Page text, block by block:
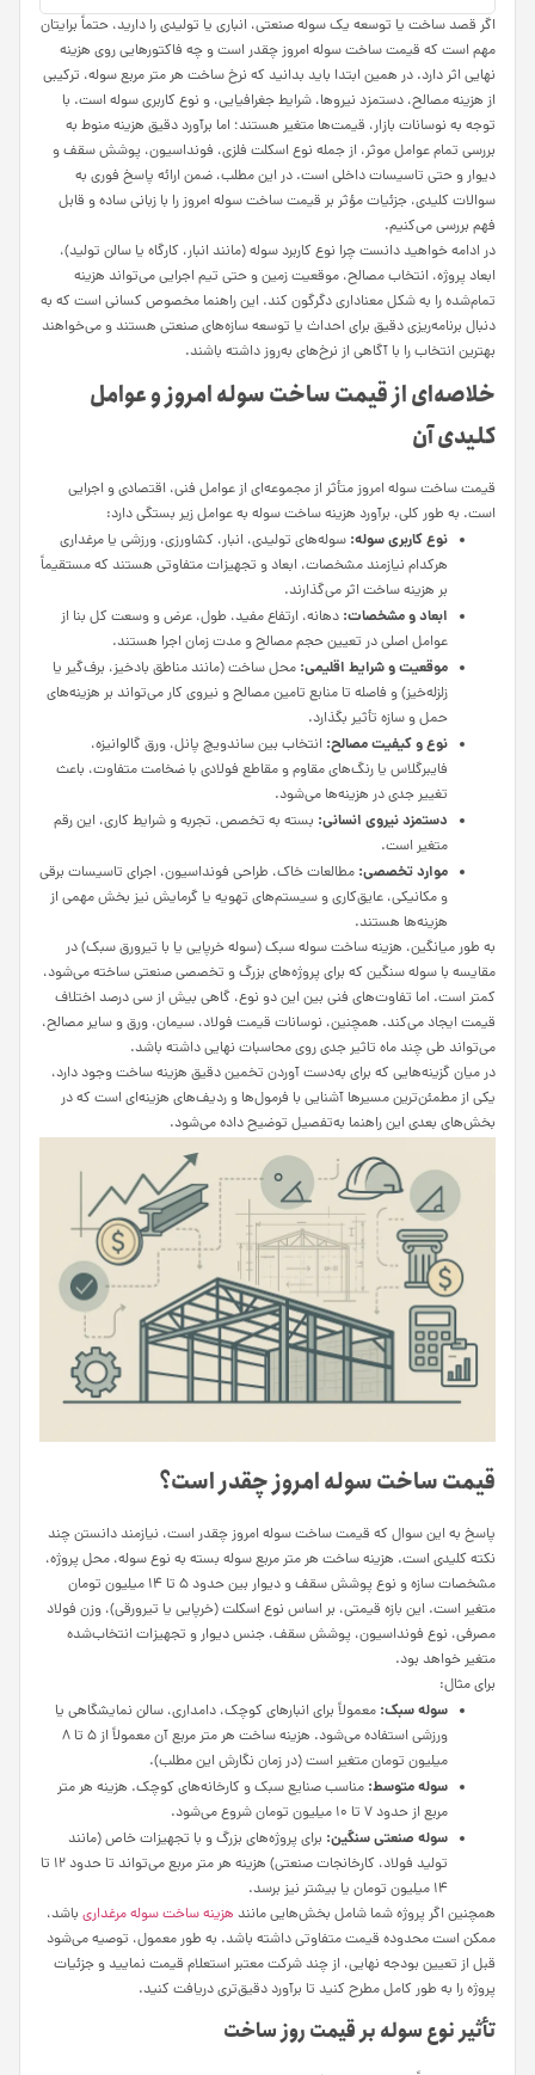
اگر قصد ساخت یا توسعه یک سوله صنعتی، انباری یا تولیدی را دارید، حتماً برایتان
مهم است که قیمت ساخت سوله امروز چقدر است و چه فاکتورهایی روی هزینه
نهایی اثر دارد. در همین ابتدا باید بدانید که نرخ ساخت هر متر مربع سوله، ترکیبی
از هزینه مصالح، دستمزد نیروها، شرایط جغرافیایی، و نوع کاربری سوله است. با
توجه به نوسانات بازار، قیمت‌ها متغیر هستند؛ اما برآورد دقیق هزینه منوط به
بررسی تمام عوامل موثر، از جمله نوع اسکلت فلزی، فونداسیون، پوشش سقف و
دیوار و حتی تاسیسات داخلی است. در این مطلب، ضمن ارائه پاسخ فوری به
سوالات کلیدی، جزئیات مؤثر بر قیمت ساخت سوله امروز را با زبانی ساده و قابل
فهم بررسی می‌کنیم.
در ادامه خواهید دانست چرا نوع کاربرد سوله (مانند انبار، کارگاه یا سالن تولید)،
ابعاد پروژه، انتخاب مصالح، موقعیت زمین و حتی تیم اجرایی می‌تواند هزینه
تمام‌شده را به شکل معناداری دگرگون کند. این راهنما مخصوص کسانی است که به
دنبال برنامه‌ریزی دقیق برای احداث یا توسعه سازه‌های صنعتی هستند و می‌خواهند
بهترین انتخاب را با آگاهی از نرخ‌های به‌روز داشته باشند.
خلاصه‌ای از قیمت ساخت سوله امروز و عوامل
کلیدی آن
قیمت ساخت سوله امروز متأثر از مجموعه‌ای از عوامل فنی، اقتصادی و اجرایی
است. به طور کلی، برآورد هزینه ساخت سوله به عوامل زیر بستگی دارد:
نوع کاربری سوله: سوله‌های تولیدی، انبار، کشاورزی، ورزشی یا مرغداری
هرکدام نیازمند مشخصات، ابعاد و تجهیزات متفاوتی هستند که مستقیماً
بر هزینه ساخت اثر می‌گذارند.
ابعاد و مشخصات: دهانه، ارتفاع مفید، طول، عرض و وسعت کل بنا از
عوامل اصلی در تعیین حجم مصالح و مدت زمان اجرا هستند.
موقعیت و شرایط اقلیمی: محل ساخت (مانند مناطق بادخیز، برف‌گیر یا
زلزله‌خیز) و فاصله تا منابع تامین مصالح و نیروی کار می‌تواند بر هزینه‌های
حمل و سازه تأثیر بگذارد.
نوع و کیفیت مصالح: انتخاب بین ساندویچ پانل، ورق گالوانیزه،
فایبرگلاس یا رنگ‌های مقاوم و مقاطع فولادی با ضخامت متفاوت، باعث
تغییر جدی در هزینه‌ها می‌شود.
دستمزد نیروی انسانی: بسته به تخصص، تجربه و شرایط کاری، این رقم
متغیر است.
موارد تخصصی: مطالعات خاک، طراحی فونداسیون، اجرای تاسیسات برقی
و مکانیکی، عایق‌کاری و سیستم‌های تهویه یا گرمایش نیز بخش مهمی از
هزینه‌ها هستند.
به طور میانگین، هزینه ساخت سوله سبک (سوله خرپایی یا با تیرورق سبک) در
مقایسه با سوله سنگین که برای پروژه‌های بزرگ و تخصصی صنعتی ساخته می‌شود،
کمتر است. اما تفاوت‌های فنی بین این دو نوع، گاهی بیش از سی درصد اختلاف
قیمت ایجاد می‌کند. همچنین، نوسانات قیمت فولاد، سیمان، ورق و سایر مصالح،
می‌تواند طی چند ماه تاثیر جدی روی محاسبات نهایی داشته باشد.
در میان گزینه‌هایی که برای به‌دست آوردن تخمین دقیق هزینه ساخت وجود دارد،
یکی از مطمئن‌ترین مسیرها آشنایی با فرمول‌ها و ردیف‌های هزینه‌ای است که در
بخش‌های بعدی این راهنما به‌تفصیل توضیح داده می‌شود.
قیمت ساخت سوله امروز چقدر است؟
پاسخ به این سوال که قیمت ساخت سوله امروز چقدر است، نیازمند دانستن چند
نکته کلیدی است. هزینه ساخت هر متر مربع سوله بسته به نوع سوله، محل پروژه،
مشخصات سازه و نوع پوشش سقف و دیوار بین حدود ۵ تا ۱۴ میلیون تومان
متغیر است. این بازه قیمتی، بر اساس نوع اسکلت (خرپایی یا تیرورقی)، وزن فولاد
مصرفی، نوع فونداسیون، پوشش سقف، جنس دیوار و تجهیزات انتخاب‌شده
متغیر خواهد بود.
برای مثال:
سوله سبک: معمولاً برای انبارهای کوچک، دامداری، سالن نمایشگاهی یا
ورزشی استفاده می‌شود. هزینه ساخت هر متر مربع آن معمولاً از ۵ تا ۸
میلیون تومان متغیر است (در زمان نگارش این مطلب).
سوله متوسط: مناسب صنایع سبک و کارخانه‌های کوچک. هزینه هر متر
مربع از حدود ۷ تا ۱۰ میلیون تومان شروع می‌شود.
سوله صنعتی سنگین: برای پروژه‌های بزرگ و با تجهیزات خاص (مانند
تولید فولاد، کارخانجات صنعتی) هزینه هر متر مربع می‌تواند تا حدود ۱۲ تا
۱۴ میلیون تومان یا بیشتر نیز برسد.
همچنین اگر پروژه شما شامل بخش‌هایی مانند هزینه ساخت سوله مرغداری باشد،
ممکن است محدوده قیمت متفاوتی داشته باشد. به طور معمول، توصیه می‌شود
قبل از تعیین بودجه نهایی، از چند شرکت معتبر استعلام قیمت نمایید و جزئیات
پروژه را به طور کامل مطرح کنید تا برآورد دقیق‌تری دریافت کنید.
تأثیر نوع سوله بر قیمت روز ساخت